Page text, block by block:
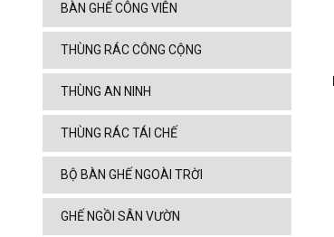
BÀN GHẾ CÔNG VIÊN
THÙNG RÁC CÔNG CỘNG
THÙNG AN NINH
THÙNG RÁC TÁI CHẾ
BỘ BÀN GHẾ NGOÀI TRỜI
GHẾ NGỒI SÂN VƯỜN